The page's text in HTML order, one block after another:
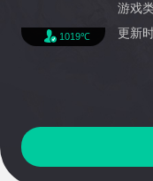
1019℃
游戏
更新